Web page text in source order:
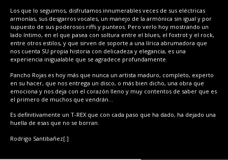
Los que lo seguimos, disfrutamos innumerables veces de sus eléctricas
armonías, sus desgarros vocales, un manejo de la armónica sin igual y por
supuesto de sus poderosos riffs y punteos. Pero verlo hoy mostrando un
lado íntimo, en el que pasea con soltura entre el blues, el foxtrot y el rock,
entre otros estilos, y que sirven de soporte a una lírica abrumadora que
nos cuenta SU propia historia con delicadeza y elegancia, es una
experiencia inigualable que se agradece profundamente.
Pancho Rojas es hoy más que nunca un artista maduro, completo, experto
en su hacer, que nos entrega un disco, o más bien dicho, una obra que
emociona y nos deja con el corazón lleno y muy contentos de saber que es
el primero de muchos que vendrán…
Es definitivamente un T-REX que con cada paso que ha dado, ha dejado una
huella de esas que no se borran.
Rodrigo Santibañez[:]